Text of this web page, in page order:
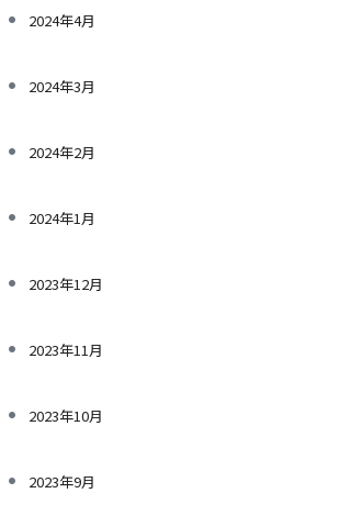
2024年4月
2024年3月
2024年2月
2024年1月
2023年12月
2023年11月
2023年10月
2023年9月